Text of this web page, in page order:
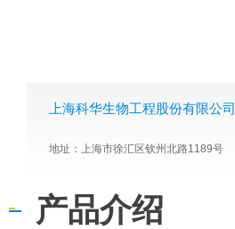
上海科华生物工程股份有限公司
地址：上海市徐汇区钦州北路1189号
产品介绍